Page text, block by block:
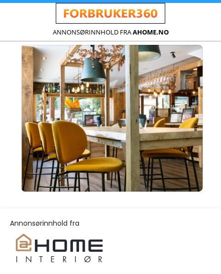
ANNONSØRINNHOLD FRAAHOME.NO
Annonsørinnhold fra